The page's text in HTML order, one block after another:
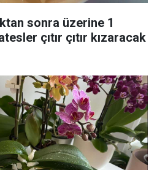
sonra üzerine 1
çıtır çıtır kızaracak